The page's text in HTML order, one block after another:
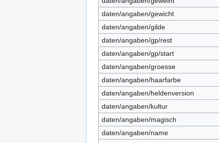
daten/angaben/gewicht
daten/angaben/gilde
daten/angaben/gp/rest
daten/angaben/gp/start
daten/angaben/groesse
daten/angaben/haarfarbe
daten/angaben/heldenversion
daten/angaben/kultur
daten/angaben/magisch
daten/angaben/name